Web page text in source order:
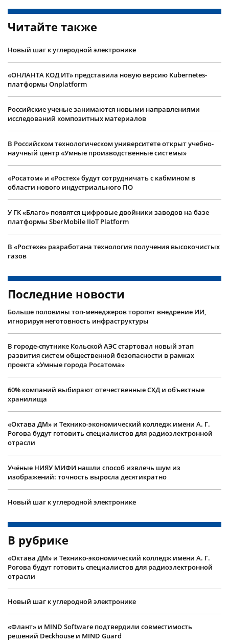
Читайте также
Новый шаг к углеродной электронике
«ОНЛАНТА КОД ИТ» представила новую версию Kubernetes-
платформы Onplatform
Российские ученые занимаются новыми направлениями
исследований композитных материалов
В Российском технологическом университете открыт учебно-
научный центр «Умные производственные системы»
«Росатом» и «Ростех» будут сотрудничать с кабмином в
области нового индустриального ПО
У ГК «Благо» появятся цифровые двойники заводов на базе
платформы SberMobile IIoT Platform
В «Ростехе» разработана технология получения высокочистых
газов
Последние новости
Больше половины топ-менеджеров торопят внедрение ИИ,
игнорируя неготовность инфраструктуры
В городе-спутнике Кольской АЭС стартовал новый этап
развития систем общественной безопасности в рамках
проекта «Умные города Росатома»
60% компаний выбирают отечественные СХД и объектные
хранилища
«Октава ДМ» и Технико-экономический колледж имени А. Г.
Рогова будут готовить специалистов для радиоэлектронной
отрасли
Учëные НИЯУ МИФИ нашли способ извлечь шум из
изображений: точность выросла десятикратно
Новый шаг к углеродной электронике
В рубрике
«Октава ДМ» и Технико-экономический колледж имени А. Г.
Рогова будут готовить специалистов для радиоэлектронной
отрасли
Новый шаг к углеродной электронике
«Флант» и MIND Software подтвердили совместимость
решений Deckhouse и MIND Guard